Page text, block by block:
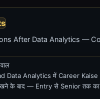
After Data Analytics —
Data Analytics में Career Kaise
के बाद — Entry से Senior तक